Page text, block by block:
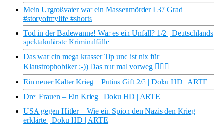
Mein Urgroßvater war ein Massenmörder I 37 Grad
#storyofmylife #shorts
Tod in der Badewanne! War es ein Unfall? 1/2 | Deutschlands
spektakulärste Kriminalfälle
Das war ein mega krasser Tip und ist nix für
Klaustrophobiker :-)) Das nur mal vorweg 😵‍💫🙈
Ein neuer Kalter Krieg – Putins Gift 2/3 | Doku HD | ARTE
Drei Frauen – Ein Krieg | Doku HD | ARTE
USA gegen Hitler – Wie ein Spion den Nazis den Krieg
erklärte | Doku HD | ARTE